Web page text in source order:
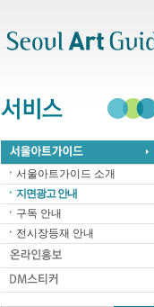
서울아트가이드 소개
지면광고 안내
구독 안내
전시장등재 안내